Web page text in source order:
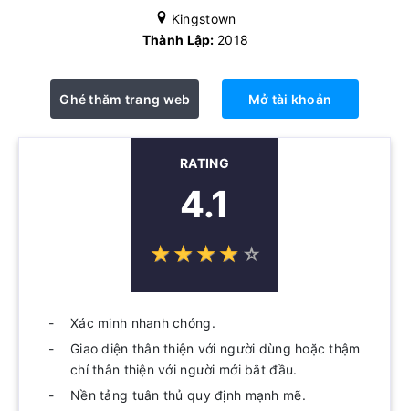
Kingstown
Thành Lập: 2018
Ghé thăm trang web Mở tài khoản
RATING
4.1
☆☆☆☆ ☆
★★★★ ★
Xác minh nhanh chóng.
Giao diện thân thiện với người dùng hoặc thậm
chí thân thiện với người mới bắt đầu.
Nền tảng tuân thủ quy định mạnh mẽ.